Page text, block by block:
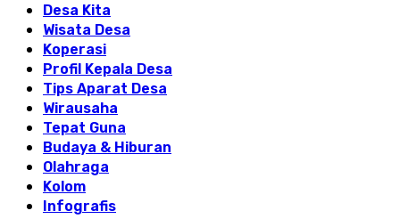
Desa Kita
Wisata Desa
Koperasi
Profil Kepala Desa
Tips Aparat Desa
Wirausaha
Tepat Guna
Budaya & Hiburan
Olahraga
Kolom
Infografis